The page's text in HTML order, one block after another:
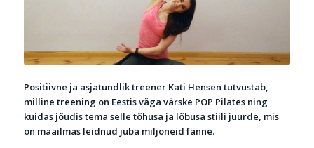
Positiivne ja asjatundlik treener Kati Hensen tutvustab,
milline treening on Eestis väga värske POP Pilates ning
kuidas jõudis tema selle tõhusa ja lõbusa stiili juurde, mis
on maailmas leidnud juba miljoneid fänne.